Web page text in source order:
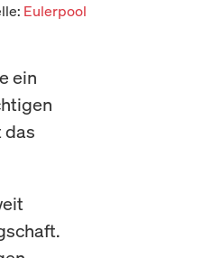
Eulerpool
ein
das